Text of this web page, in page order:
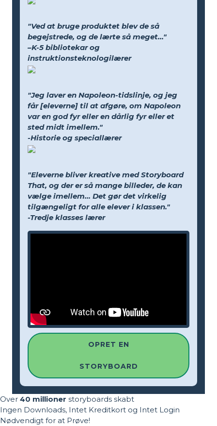
"Ved at bruge produktet blev de så
begejstrede, og de lærte så meget..."
–K-5 bibliotekar og
instruktionsteknologilærer
"Jeg laver en Napoleon-tidslinje, og jeg
får [eleverne] til at afgøre, om Napoleon
var en god fyr eller en dårlig fyr eller et
sted midt imellem."
-Historie og speciallærer
"Eleverne bliver kreative med Storyboard
That, og der er så mange billeder, de kan
vælge imellem... Det gør det virkelig
tilgængeligt for alle elever i klassen."
-Tredje klasses lærer
OPRET EN
STORYBOARD
Over 40 millioner storyboards skabt
Ingen Downloads, Intet Kreditkort og Intet Login
Nødvendigt for at Prøve!